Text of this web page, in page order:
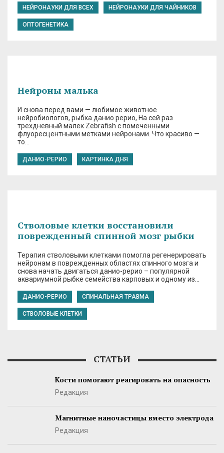
НЕЙРОНАУКИ ДЛЯ ВСЕХ НЕЙРОНАУКИ ДЛЯ ЧАЙНИКОВ
ОПТОГЕНЕТИКА
Нейроны малька
И снова перед вами — любимое животное
нейробиологов, рыбка данио рерио, На сей раз
трехдневный малек Zebrafish с помеченными
флуоресцентными метками нейронами. Что красиво —
то…
ДАНИО-РЕРИО КАРТИНКА ДНЯ
Стволовые клетки восстановили
поврежденный спинной мозг рыбки
Терапия стволовыми клетками помогла регенерировать
нейронам в поврежденных областях спинного мозга и
снова начать двигаться данио-рерио – популярной
аквариумной рыбке семейства карповых и одному из…
ДАНИО-РЕРИО СПИНАЛЬНАЯ ТРАВМА
СТВОЛОВЫЕ КЛЕТКИ
СТАТЬИ
Кости помогают реагировать на опасность
Редакция
Магнитные наночастицы вместо электрода
Редакция